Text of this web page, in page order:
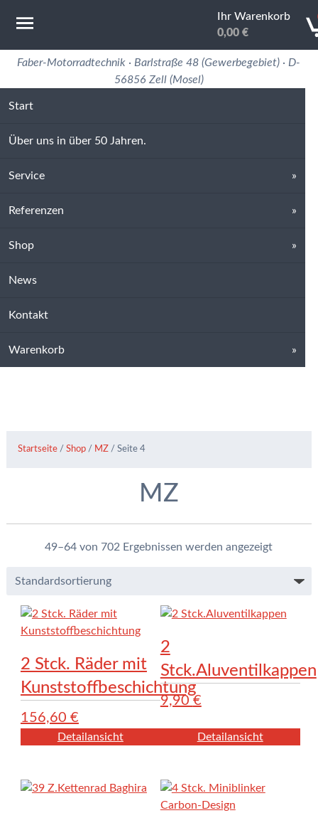
Motorradtechnik Erfahrung in 50 Jahren
Faber-Motorradtechnik · Barlstraße 48 (Gewerbegebiet) · D-
56856 Zell (Mosel)
Start
Über uns in über 50 Jahren.
Service
Referenzen
Shop
News
Kontakt
Warenkorb
Ihr Warenkorb
0,00 €
Startseite /Shop / MZ / Seite 4
MZ
49–64 von 702 Ergebnissen werden angezeigt
2 Stck. Räder mit
Kunststoffbeschichtung
156,60 €
Detailansicht
2
Stck.Aluventilkappen
9,90 €
Detailansicht